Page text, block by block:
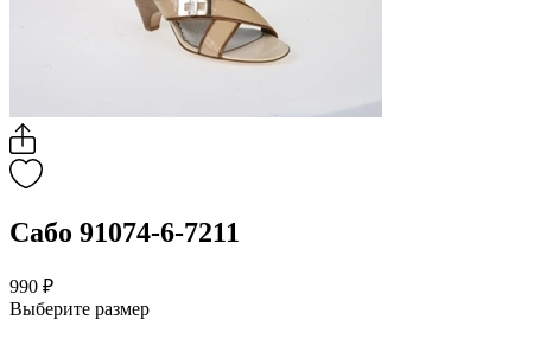
Сабо 91074-6-7211
990 ₽
Выберите размер